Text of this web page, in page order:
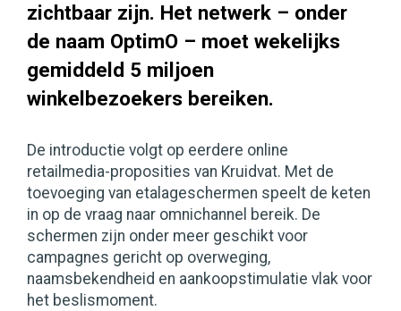
zichtbaar zijn. Het netwerk – onder
de naam OptimO – moet wekelijks
gemiddeld 5 miljoen
winkelbezoekers bereiken.
De introductie volgt op eerdere online
retailmedia-proposities van Kruidvat. Met de
toevoeging van etalageschermen speelt de keten
in op de vraag naar omnichannel bereik. De
schermen zijn onder meer geschikt voor
campagnes gericht op overweging,
naamsbekendheid en aankoopstimulatie vlak voor
het beslismoment.